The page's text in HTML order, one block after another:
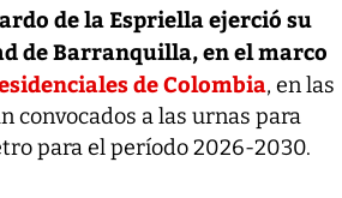
de la Espriella ejerció su
de Barranquilla, en el marco
de Colombia, en las
convocados a las urnas para
para el período 2026-2030.